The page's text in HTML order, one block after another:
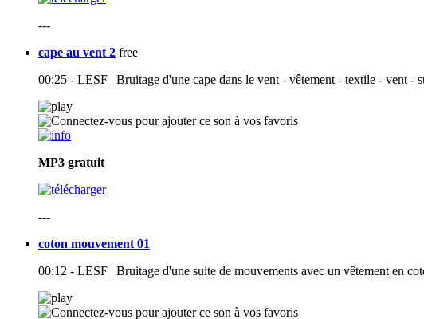
---
cape au vent 2 free
00:25 - LESF | Bruitage d'une cape dans le vent - vêtement - textile - vent -
MP3 gratuit
---
coton mouvement 01
00:12 - LESF | Bruitage d'une suite de mouvements avec un vêtement en